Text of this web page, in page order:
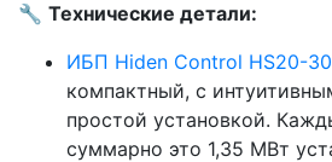
🔧 Технические детали:
ИБП Hiden Control HS20-
компактный, с
простой установкой.
суммарно это 1,35 МВт